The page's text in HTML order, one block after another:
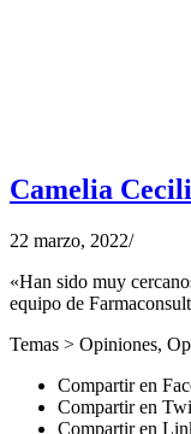
Camelia
22 marzo, 2022/
«Han sido muy
equipo de
Temas > Opiniones,
Compartir en
Compartir en
Compartir en